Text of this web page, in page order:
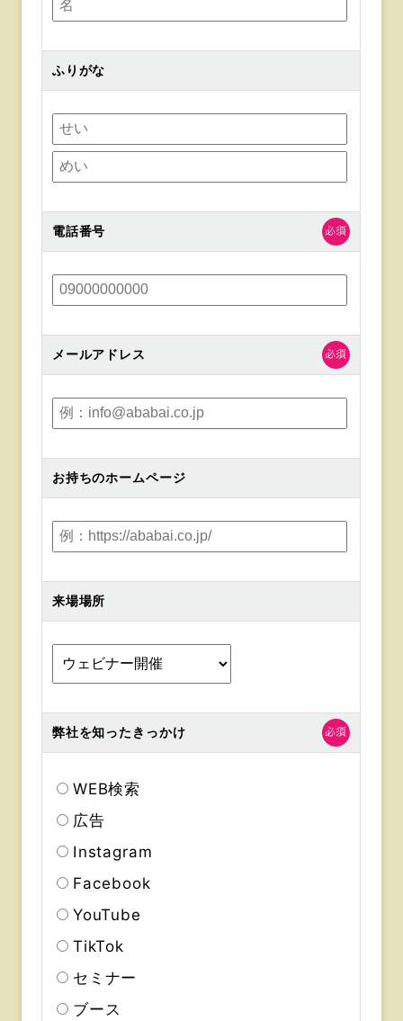
ふりがな
電話番号
メールアドレス
お持ちのホームページ
来場場所
弊社を知ったきっかけ
WEB検索
広告
Instagram
Facebook
YouTube
TikTok
セミナー
ブース